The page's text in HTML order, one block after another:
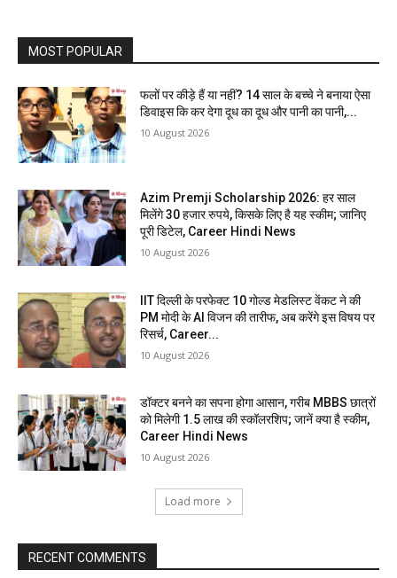
MOST POPULAR
फलों पर कीड़े हैं या नहीं? 14 साल के बच्चे ने बनाया ऐसा
डिवाइस कि कर देगा दूध का दूध और पानी का पानी,...
10 August 2026
Azim Premji Scholarship 2026: हर साल
मिलेंगे 30 हजार रुपये, किसके लिए है यह स्कीम; जानिए
पूरी डिटेल, Career Hindi News
10 August 2026
IIT दिल्ली के परफेक्ट 10 गोल्ड मेडलिस्ट वेंकट ने की
PM मोदी के AI विजन की तारीफ, अब करेंगे इस विषय पर
रिसर्च, Career...
10 August 2026
डॉक्टर बनने का सपना होगा आसान, गरीब MBBS छात्रों
को मिलेगी 1.5 लाख की स्कॉलरशिप; जानें क्या है स्कीम,
Career Hindi News
10 August 2026
Load more
RECENT COMMENTS